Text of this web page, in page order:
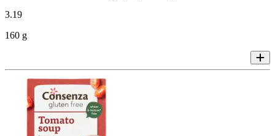
3.19
160 g